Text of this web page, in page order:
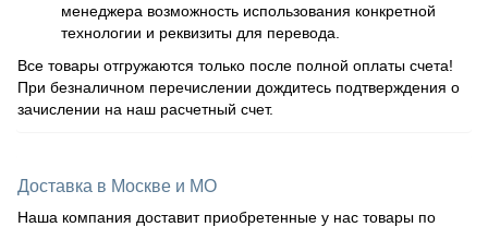
менеджера возможность использования конкретной
технологии и реквизиты для перевода.
Все товары отгружаются только после полной оплаты счета!
При безналичном перечислении дождитесь подтверждения о
зачислении на наш расчетный счет.
Доставка в Москве и МО
Наша компания доставит приобретенные у нас товары по